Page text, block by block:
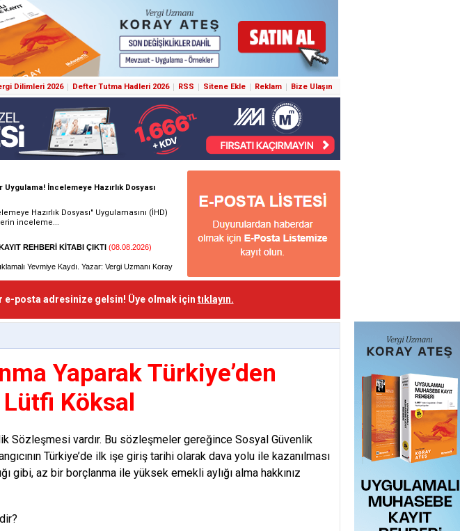
Dilimleri 2026 Defter Tutma Hadleri 2026 RSS Sitene Ekle Reklam Bize Ulaşın
e-posta adresinize gelsin! Üye olmak için tıklayın.
Yaparak Türkiye’den
Köksal
Sözleşmesi vardır. Bu sözleşmeler gereğince Sosyal Güvenlik
Türkiye’de ilk işe giriş tarihi olarak dava yolu ile kazanılması
gibi, az bir borçlanma ile yüksek emekli aylığı alma hakkınız